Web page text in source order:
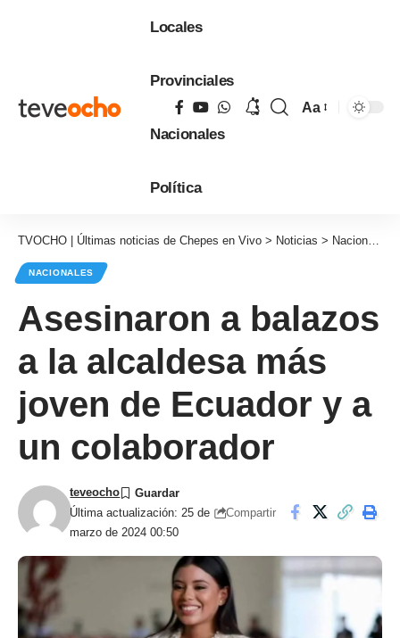
Locales
Provinciales
Nacionales
Política
Aa
TVOCHO | Últimas noticias de Chepes en Vivo > Noticias > Nacionales
NACIONALES
Asesinaron a balazos
a la alcaldesa más
joven de Ecuador y a
un colaborador
Última actualización: 25 de
marzo de 2024 00:50
teveocho
Compartir